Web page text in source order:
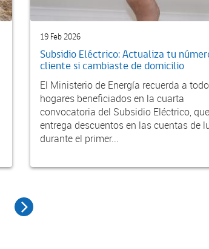
19 Feb 2026
Subsidio Eléctrico: Actualiza tu
cliente si cambiaste de domicilio
El Ministerio de Energía recuerda a
hogares beneficiados en la cuarta
convocatoria del Subsidio Eléctrico, que
entrega descuentos en las cuentas de
durante el primer...